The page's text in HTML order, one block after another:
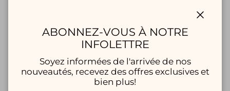
ABONNEZ-VOUS À NOTRE
INFOLETTRE
Soyez informées de l'arrivée de nos
nouveautés, recevez des offres exclusives et
bien plus!